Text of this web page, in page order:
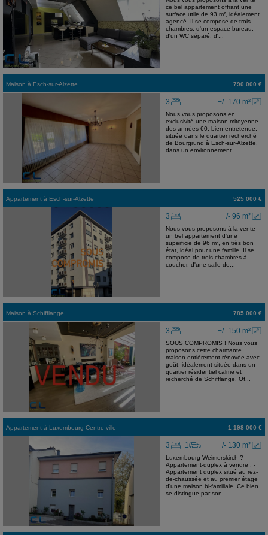
ce bel appartement offrant une
surface utile de 93 m², idéalement
agencé. Il se compose de trois
chambres, d'un espace bureau,
d'un WC séparé, d'...
Maison à Esch-sur-Alzette 790 000 €
+/- 170 m²
3
Nous vous proposons en
exclusivité une maison mitoyenne
des années 60, bien entretenue,
située dans le quartier recherché
de Bourgrund à Esch-sur-Alzette,
dans un environnement ...
Appartement à Esch-sur-Alzette 525 000 €
+/- 96 m²
3
Nous vous proposons à la vente
un bel appartement d'une
superficie de 96 m², en très bon
état, idéal pour une famille. Il se
compose de trois chambres à
coucher, d'une salle de...
Maison à Schifflange 785 000 €
+/- 150 m²
3
SOUS COMPROMIS ! Nous vous
proposons cette charmante
maison entièrement rénovée avec
goût, idéalement située dans un
quartier résidentiel calme et
recherché de Schifflange. Of...
Appartement à Luxembourg-Centre ville 1 198 000 €
+/- 130 m²
3 1
Luxembourg-Weimerskirch ?
Appartement-duplex à vendre ; -
Appartement duplex situé au rez-
de-chaussée et au premier étage
d'une maison bi-familiale. Ce bien
se distingue par son...